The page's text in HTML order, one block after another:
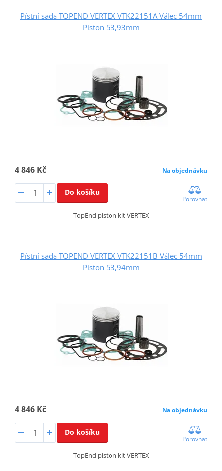
Pístní sada TOPEND VERTEX VTK22151A Válec 54mm
Piston 53,93mm
4 846 Kč Na objednávku
Do košíku
Porovnat
TopEnd piston kit VERTEX
Pístní sada TOPEND VERTEX VTK22151B Válec 54mm
Piston 53,94mm
4 846 Kč Na objednávku
Do košíku
Porovnat
TopEnd piston kit VERTEX